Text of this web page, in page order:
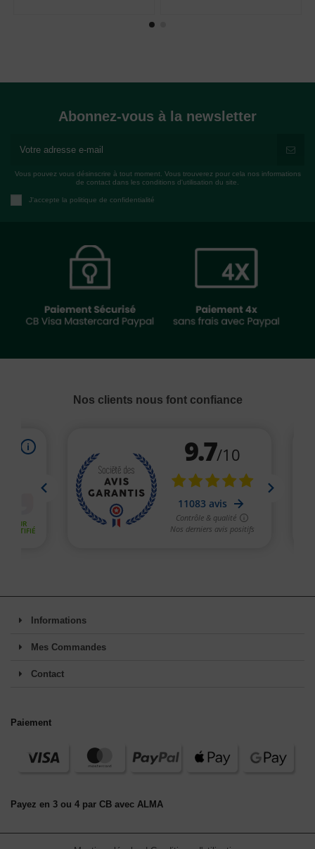
Abonnez-vous à la newsletter
Vous pouvez vous désinscrire à tout moment. Vous trouverez pour cela nos informations
de contact dans les conditions d'utilisation du site.
J'accepte la politique de confidentialité
Nos clients nous font confiance
Informations
Mes Commandes
Contact
Paiement
Payez en 3 ou 4 par CB avec ALMA